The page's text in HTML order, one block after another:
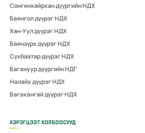
Сонгинхайрхан дүүргийн НДХ
Баянгол дүүрэг НДХ
Хан-Уул дүүрэг НДХ
Баянзүрх дүүрэг НДХ
Сүхбаатар дүүрэг НДХ
Багануур дүүргийн НДГ
Налайх дүүрэг НДХ
Багахангай дүүрэг НДХ
ХЭРЭГЦЭЭТ ХОЛБООСУУД